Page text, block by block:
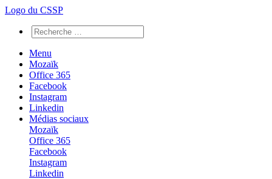
Logo du CSSP
Menu
Mozaïk
Office 365
Facebook
Instagram
Linkedin
Médias sociaux
Mozaïk
Office 365
Facebook
Instagram
Linkedin